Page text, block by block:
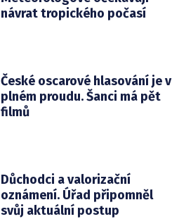
návrat tropického počasí
České oscarové hlasování je v
plném proudu. Šanci má pět
filmů
Důchodci a valorizační
oznámení. Úřad připomněl
svůj aktuální postup